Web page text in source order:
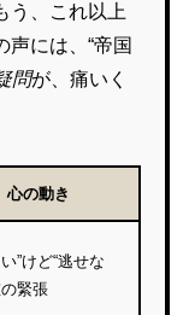
う、これ以上
には、“帝国
問が、痛いく
心の動き
”けど“逃せな
の緊張